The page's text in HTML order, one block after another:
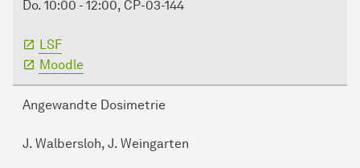
Do. 10:00 - 12:00, CP-03-144
LSF
Moodle
Angewandte Dosimetrie
J. Walbersloh, J. Weingarten